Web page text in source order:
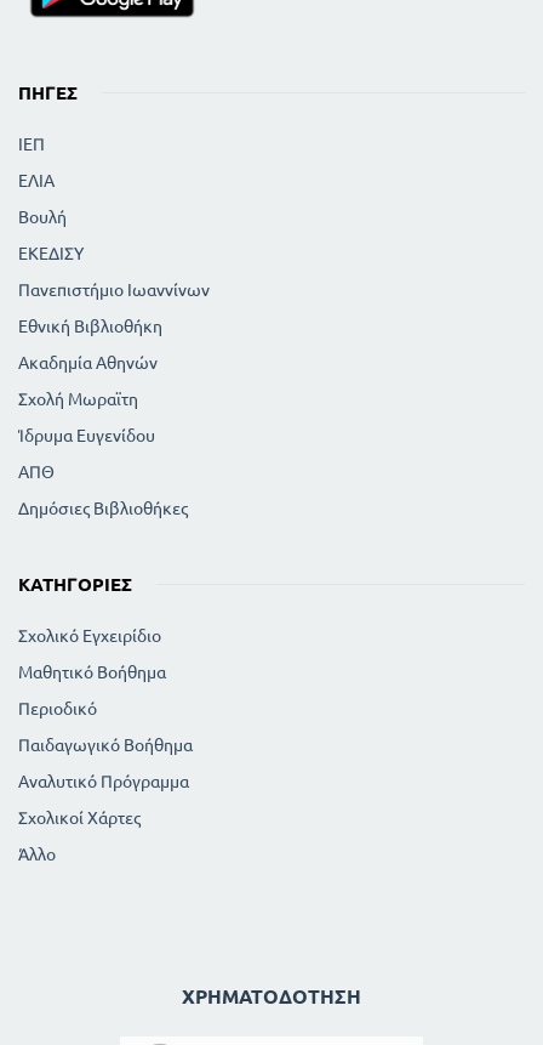
ΠΗΓΈΣ
ΙΕΠ
ΕΛΙΑ
Βουλή
ΕΚΕΔΙΣΥ
Πανεπιστήμιο Ιωαννίνων
Εθνική Βιβλιοθήκη
Ακαδημία Αθηνών
Σχολή Μωραϊτη
Ίδρυμα Ευγενίδου
ΑΠΘ
Δημόσιες Βιβλιοθήκες
ΚΑΤΗΓΟΡΊΕΣ
Σχολικό Εγχειρίδιο
Μαθητικό Βοήθημα
Περιοδικό
Παιδαγωγικό Βοήθημα
Αναλυτικό Πρόγραμμα
Σχολικοί Χάρτες
Άλλο
ΧΡΗΜΑΤΟΔΌΤΗΣΗ